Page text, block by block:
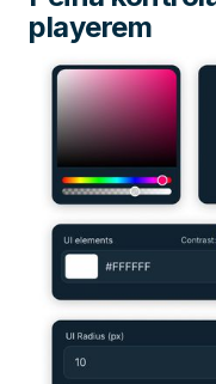
playerem